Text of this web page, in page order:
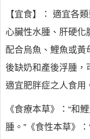
【宜食】： 適宜各
心臟性水腫、肝硬化
配合烏魚、鯉魚或黃
後缺奶和產後浮腫，
適宜肥胖症之人食用
《食療本草》：“和
腫。”《食性本草》